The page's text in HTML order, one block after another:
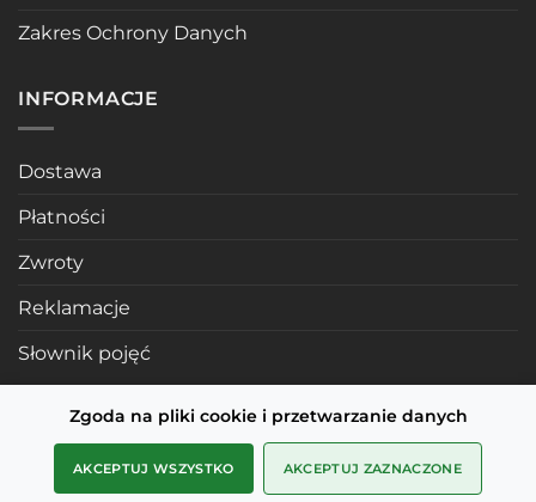
Zgoda na pliki cookie i przetwarzanie danych
AKCEPTUJ WSZYSTKO AKCEPTUJ ZAZNACZONE
Zakres Ochrony Danych
INFORMACJE
Dostawa
Płatności
Zwroty
Reklamacje
Słownik pojęć
POLECANE STRONY
Profile mosiężne